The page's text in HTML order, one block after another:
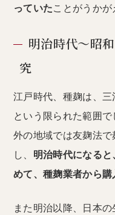
っていたことがうかが
明治時代〜昭
究
江戸時代、種麹は、三
という限られた範囲
外の地域では友麹法
し、 明治時代になる
めて、種麹業者から購
また明治以降、日本